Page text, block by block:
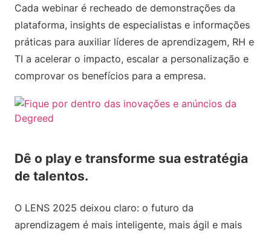
Cada webinar é recheado de demonstrações da
plataforma, insights de especialistas e informações
práticas para auxiliar líderes de aprendizagem, RH e
TI a acelerar o impacto, escalar a personalização e
comprovar os benefícios para a empresa.
Dê o play e transforme sua estratégia
de talentos.
O LENS 2025 deixou claro: o futuro da
aprendizagem é mais inteligente, mais ágil e mais